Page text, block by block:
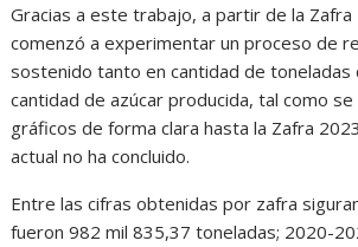
Gracias a este trabajo, a partir de la
comenzó a experimentar un proceso de
sostenido tanto en cantidad de toneladas
cantidad de azúcar producida, tal como
gráficos de forma clara hasta la Zafra
actual no ha concluido.
Entre las cifras obtenidas por zafra
fueron 982 mil 835,37 toneladas; 2020-